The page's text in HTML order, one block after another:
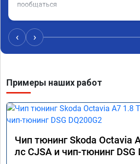
пообщаться
‹ ›
Примеры наших работ
Чип тюнинг Skoda Octavia
лс CJSA и чип-тюнинг DSG